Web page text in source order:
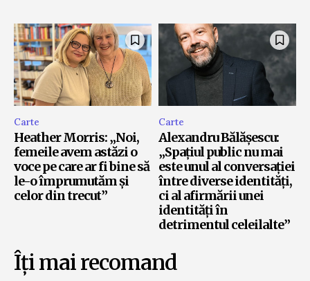
Carte
Heather Morris: „Noi,
femeile avem astăzi o
voce pe care ar fi bine să
le-o împrumutăm și
celor din trecut”
Carte
Alexandru Bălășescu:
„Spațiul public nu mai
este unul al conversației
între diverse identități,
ci al afirmării unei
identități în
detrimentul celeilalte”
Îți mai recomand